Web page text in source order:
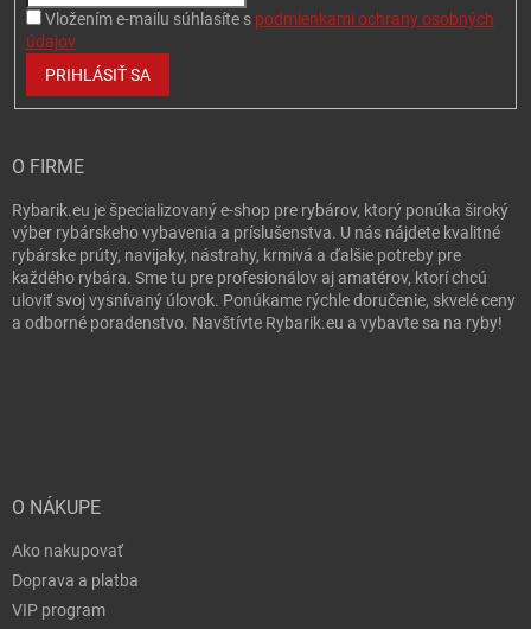
Vložením e-mailu súhlasíte s podmienkami ochrany osobných
údajov
PRIHLÁSIŤ SA
O FIRME
Rybarik.eu je špecializovaný e-shop pre rybárov, ktorý ponúka široký
výber rybárskeho vybavenia a príslušenstva. U nás nájdete kvalitné
rybárske prúty, navijaky, nástrahy, krmivá a ďalšie potreby pre
každého rybára. Sme tu pre profesionálov aj amatérov, ktorí chcú
uloviť svoj vysnívaný úlovok. Ponúkame rýchle doručenie, skvelé ceny
a odborné poradenstvo. Navštívte Rybarik.eu a vybavte sa na ryby!
O NÁKUPE
Ako nakupovať
Doprava a platba
VIP program